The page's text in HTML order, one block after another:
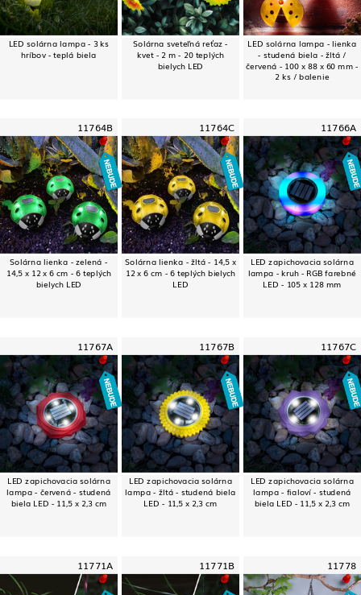
LED solárna lampa - 3 ks
hríbov - teplá biela
Solárna sveteľná reťaz -
kvet - 2 m - 20 teplých
bielych LED
LED solárna lampa - lienka
- studená biela - žltá /
červená - 100 x 88 x 60 mm -
2 ks / balenie
11764B
Solárna lienka - zelená -
14,5 x 12 x 6 cm - 6 teplých
bielych LED
11764C
Solárna lienka - žltá - 14,5 x
12 x 6 cm - 6 teplých bielych
LED
11766A
LED zapichovacia solárna
lampa - kruh - RGB farebné
LED - 105 x 128 mm
11767A
LED zapichovacia solárna
lampa - červená - studená
biela LED - 11,5 x 2,3 cm
11767B
LED zapichovacia solárna
lampa - žltá - studená biela
LED - 11,5 x 2,3 cm
11767C
LED zapichovacia solárna
lampa - fialoví - studená
biela LED - 11,5 x 2,3 cm
11771A 11771B 11778